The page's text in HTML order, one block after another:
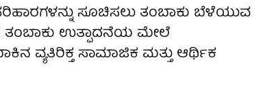
ಸೂಚಿಸಲು ತಂಬಾಕು ಬೆಳೆಯುವ
ತಂಬಾಕು ಉತ್ಪಾದನೆಯ ಮೇಲೆ
ವ್ಯತಿರಿಕ್ತ ಸಾಮಾಜಿಕ ಮತ್ತು ಆರ್ಥಿಕ